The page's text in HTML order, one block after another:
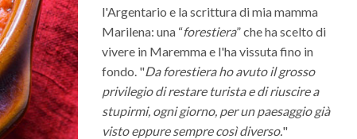
l'Argentario e la scrittura di mia mamma
Marilena: una “forestiera” che ha scelto di
vivere in Maremma e l'ha vissuta fino in
fondo. "Da forestiera ho avuto il grosso
privilegio di restare turista e di riuscire a
stupirmi, ogni giorno, per un paesaggio già
visto eppure sempre così diverso."